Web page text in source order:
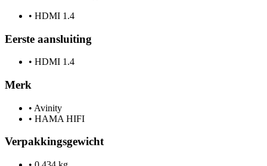
• HDMI 1.4
Eerste aansluiting
• HDMI 1.4
Merk
• Avinity
• HAMA HIFI
Verpakkingsgewicht